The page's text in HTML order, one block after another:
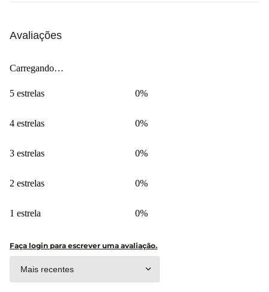
Avaliações
Carregando…
5 estrelas 0%
4 estrelas 0%
3 estrelas 0%
2 estrelas 0%
1 estrela 0%
Faça login para escrever uma avaliação.
Mais recentes